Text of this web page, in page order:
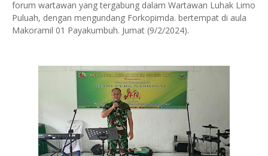
forum wartawan yang tergabung dalam Wartawan Luhak Limo
Puluah, dengan mengundang Forkopimda. bertempat di aula
Makoramil 01 Payakumbuh. Jumat (9/2/2024).